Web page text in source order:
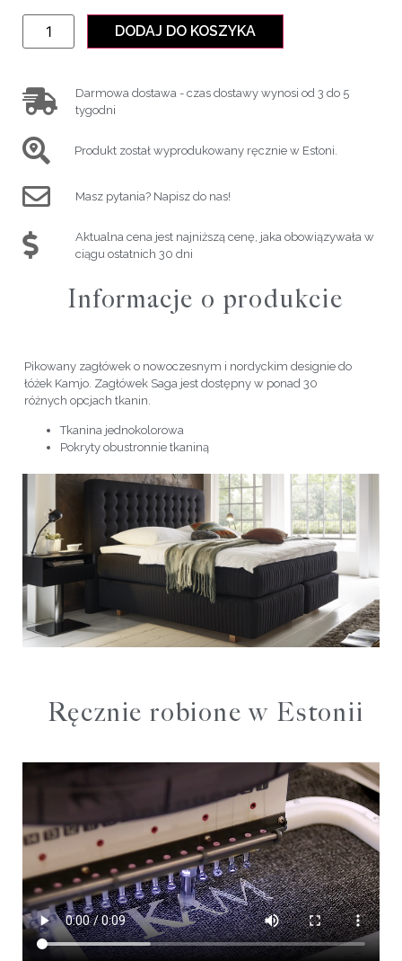
DODAJ DO KOSZYKA
Darmowa dostawa - czas dostawy wynosi od 3 do 5
tygodni
Produkt został wyprodukowany ręcznie w Estoni.
Masz pytania? Napisz do nas!
Aktualna cena jest najniższą cenę, jaka obowiązywała w
ciągu ostatnich 30 dni
Informacje o produkcie
Pikowany zagłówek o nowoczesnym i nordyckim designie do
łóżek Kamjo. Zagłówek Saga jest dostępny w ponad 30
różnych opcjach tkanin.
Tkanina jednokolorowa
Pokryty obustronnie tkaniną
Ręcznie robione w Estonii